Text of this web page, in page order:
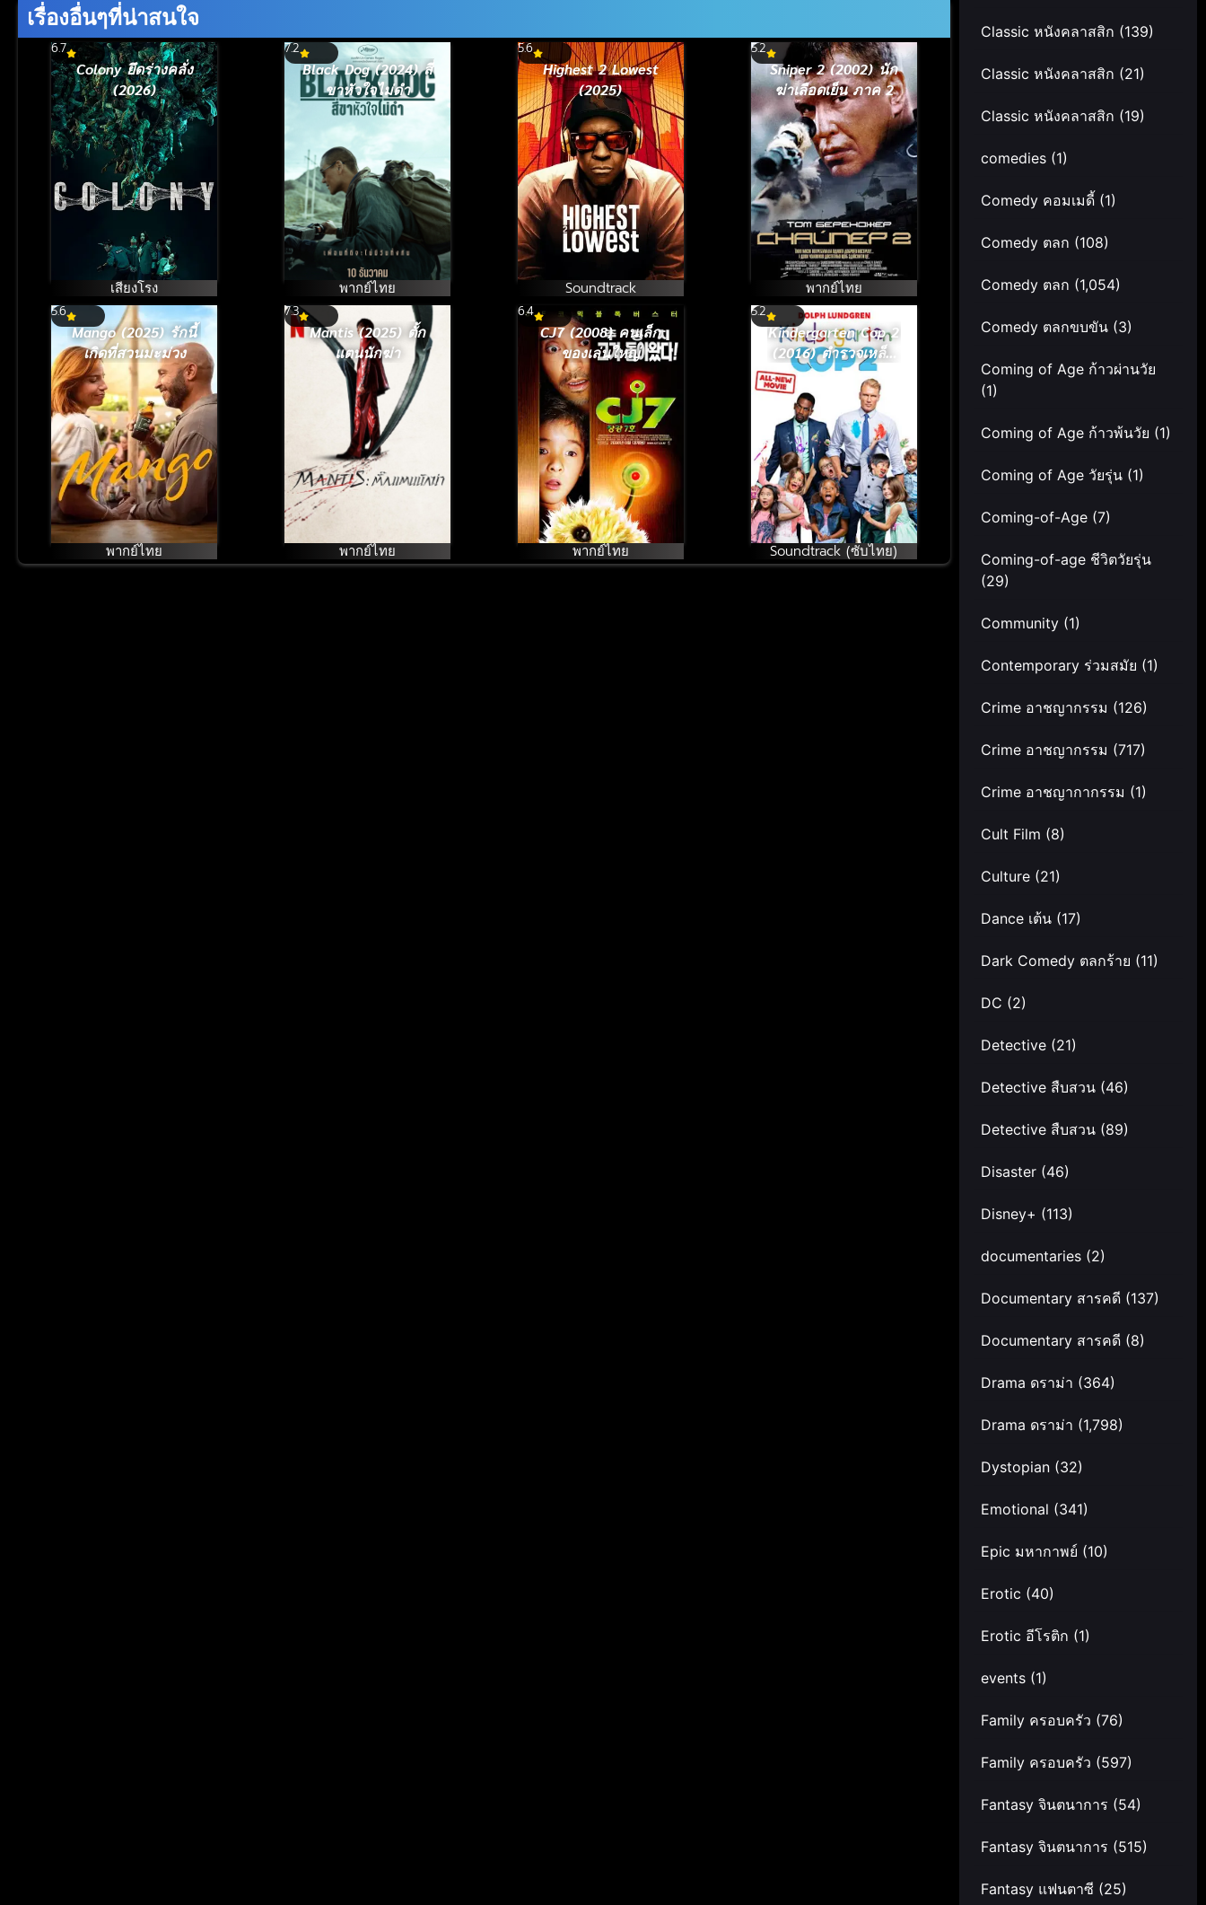
เรื่องอื่นๆที่น่าสนใจ
6.7
Colony ยึดร่างคลั่ง
(2026)
เสียงโรง
7.2
Black Dog (2024) สี่
ขาหัวใจไม่ดำ
พากย์ไทย
5.6
Highest 2 Lowest
(2025)
Soundtrack
5.2
Sniper 2 (2002) นัก
ฆ่าเลือดเย็น ภาค 2
พากย์ไทย
5.6
Mango (2025) รักนี้
เกิดที่สวนมะม่วง
พากย์ไทย
7.3
Mantis (2025) ตั้ก
แตนนักฆ่า
พากย์ไทย
6.4
CJ7 (2008) คนเล็ก
ของเล่นใหญ่
พากย์ไทย
5.2
Kindergarten Cop 2
(2016) ตำรวจเหล็ก
ปราบเด็กแสบ 2 [ซับ
Soundtrack (ซับไทย)
Classic หนังคลาสสิก (139)
Classic หนังคลาสสิก (21)
Classic หนังคลาสสิก (19)
comedies (1)
Comedy คอมเมดี้ (1)
Comedy ตลก (108)
Comedy ตลก (1,054)
Comedy ตลกขบขัน (3)
Coming of Age ก้าวผ่านวัย
(1)
Coming of Age ก้าวพ้นวัย (1)
Coming of Age วัยรุ่น (1)
Coming-of-Age (7)
Coming-of-age ชีวิตวัยรุ่น
(29)
Community (1)
Contemporary ร่วมสมัย (1)
Crime อาชญากรรม (126)
Crime อาชญากรรม (717)
Crime อาชญากากรรม (1)
Cult Film (8)
Culture (21)
Dance เต้น (17)
Dark Comedy ตลกร้าย (11)
DC (2)
Detective (21)
Detective สืบสวน (46)
Detective สืบสวน (89)
Disaster (46)
Disney+ (113)
documentaries (2)
Documentary สารคดี (137)
Documentary สารคดี (8)
Drama ดราม่า (364)
Drama ดราม่า (1,798)
Dystopian (32)
Emotional (341)
Epic มหากาพย์ (10)
Erotic (40)
Erotic อีโรติก (1)
events (1)
Family ครอบครัว (76)
Family ครอบครัว (597)
Fantasy จินตนาการ (54)
Fantasy จินตนาการ (515)
Fantasy แฟนตาซี (25)